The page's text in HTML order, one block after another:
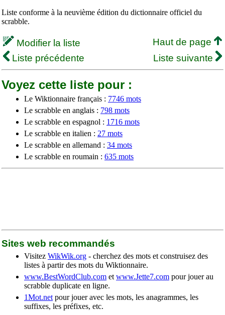
Liste conforme à la neuvième édition du dictionnaire officiel du
scrabble.
Modifier la liste
Haut de page
Liste précédente
Liste suivante
Voyez cette liste pour :
Le Wiktionnaire français : 7746 mots
Le scrabble en anglais : 798 mots
Le scrabble en espagnol : 1716 mots
Le scrabble en italien : 27 mots
Le scrabble en allemand : 34 mots
Le scrabble en roumain : 635 mots
Sites web recommandés
Visitez WikWik.org - cherchez des mots et construisez des
listes à partir des mots du Wiktionnaire.
www.BestWordClub.com et www.Jette7.com pour jouer au
scrabble duplicate en ligne.
1Mot.net pour jouer avec les mots, les anagrammes, les
suffixes, les préfixes, etc.